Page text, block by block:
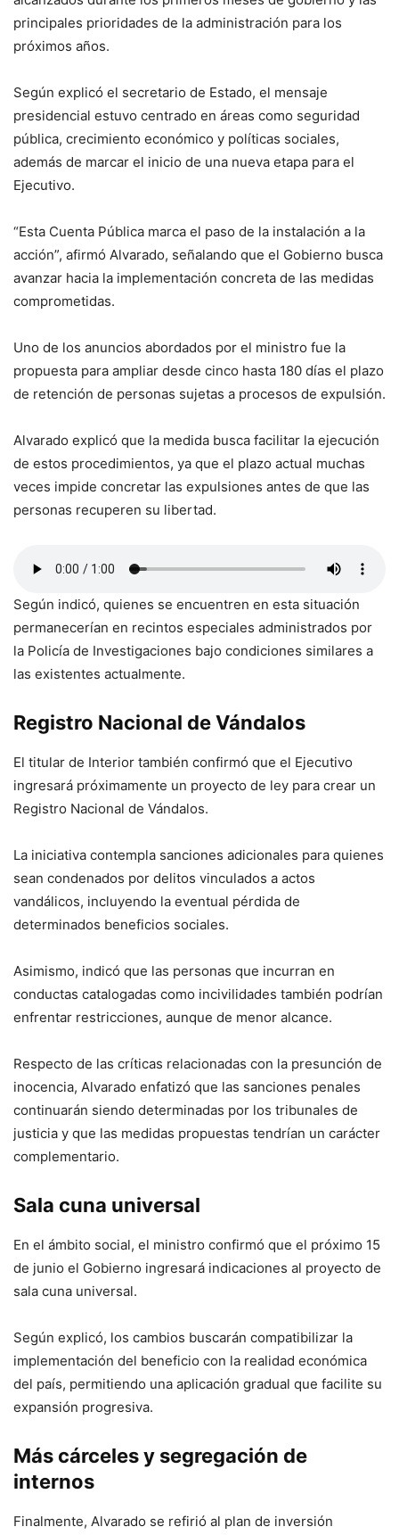
principales prioridades de la administración para los
próximos años.
Según explicó el secretario de Estado, el mensaje
presidencial estuvo centrado en áreas como seguridad
pública, crecimiento económico y políticas sociales,
además de marcar el inicio de una nueva etapa para el
Ejecutivo.
“Esta Cuenta Pública marca el paso de la instalación a la
acción”, afirmó Alvarado, señalando que el Gobierno busca
avanzar hacia la implementación concreta de las medidas
comprometidas.
Uno de los anuncios abordados por el ministro fue la
propuesta para ampliar desde cinco hasta 180 días el plazo
de retención de personas sujetas a procesos de expulsión.
Alvarado explicó que la medida busca facilitar la ejecución
de estos procedimientos, ya que el plazo actual muchas
veces impide concretar las expulsiones antes de que las
personas recuperen su libertad.
Según indicó, quienes se encuentren en esta situación
permanecerían en recintos especiales administrados por
la Policía de Investigaciones bajo condiciones similares a
las existentes actualmente.
Registro Nacional de Vándalos
El titular de Interior también confirmó que el Ejecutivo
ingresará próximamente un proyecto de ley para crear un
Registro Nacional de Vándalos.
La iniciativa contempla sanciones adicionales para quienes
sean condenados por delitos vinculados a actos
vandálicos, incluyendo la eventual pérdida de
determinados beneficios sociales.
Asimismo, indicó que las personas que incurran en
conductas catalogadas como incivilidades también podrían
enfrentar restricciones, aunque de menor alcance.
Respecto de las críticas relacionadas con la presunción de
inocencia, Alvarado enfatizó que las sanciones penales
continuarán siendo determinadas por los tribunales de
justicia y que las medidas propuestas tendrían un carácter
complementario.
Sala cuna universal
En el ámbito social, el ministro confirmó que el próximo 15
de junio el Gobierno ingresará indicaciones al proyecto de
sala cuna universal.
Según explicó, los cambios buscarán compatibilizar la
implementación del beneficio con la realidad económica
del país, permitiendo una aplicación gradual que facilite su
expansión progresiva.
Más cárceles y segregación de
internos
Finalmente, Alvarado se refirió al plan de inversión